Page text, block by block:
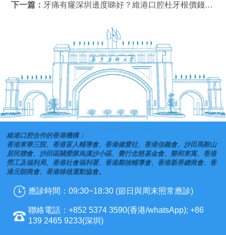
下一篇： 牙痛有窿深圳邊度睇好？維港口腔杜牙根價錢平+專業可靠
維港口腔合作的香港機構：
香港東華三院、香港盲人輔導會、香港健愛社、香港信義會、沙田馬鞍山
居民聯會、沙田區關愛隊烏溪沙小區、覺行念慈基金會、樂和東寓、香港
勞工及福利局、香港社會福利署、香港鄰捨輔導會、香港新界總商會、香
港元朗商會、香港移植運動協會。
應診時間：09:30~18:30 (節日與周末照常應診)
聯絡電話：+852 5374 3590(香港/whatsApp); +86
139 2465 9233(深圳)